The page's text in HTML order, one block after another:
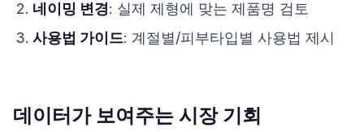
네이밍 변경: 실제 제형에 맞는 제품명 검토
사용법 가이드: 계절별/피부타입별 사용법 제시
데이터가 보여주는 시장 기회